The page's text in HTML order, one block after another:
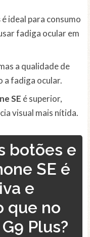
é ideal para consumo
fadiga ocular em
a qualidade de
a fadiga ocular.
SE é superior,
visual mais nítida.
botões e
SE é
e
que no
Plus?